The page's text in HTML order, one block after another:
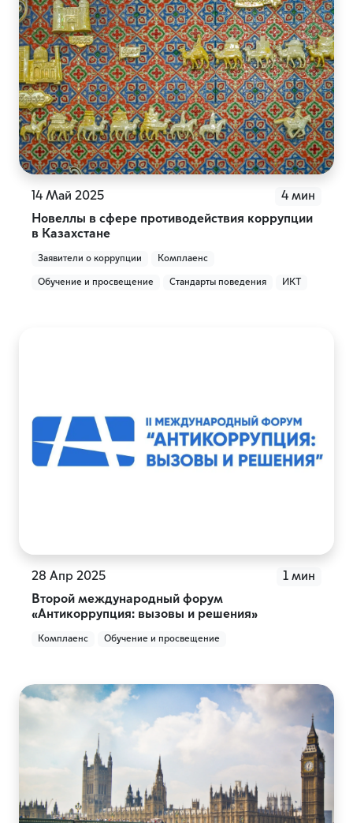
14 Май 2025
4 мин
Новеллы в сфере противодействия коррупции
в Казахстане
Заявители о коррупции Комплаенс
Обучение и просвещение Стандарты поведения ИКТ
28 Апр 2025
1 мин
Второй международный форум
«Антикоррупция: вызовы и решения»
Комплаенс Обучение и просвещение